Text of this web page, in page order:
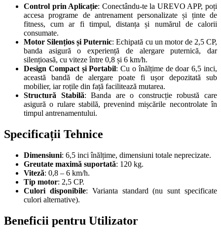
Control prin Aplicație: Conectându-te la UREVO APP, poți
accesa programe de antrenament personalizate și ținte de
fitness, cum ar fi timpul, distanța și numărul de calorii
consumate.
Motor Silențios și Puternic: Echipată cu un motor de 2,5 CP,
banda asigură o experiență de alergare puternică, dar
silențioasă, cu viteze între 0,8 și 6 km/h.
Design Compact și Portabil: Cu o înălțime de doar 6,5 inci,
această bandă de alergare poate fi ușor depozitată sub
mobilier, iar roțile din față facilitează mutarea.
Structură Stabilă: Banda are o construcție robustă care
asigură o rulare stabilă, prevenind mișcările necontrolate în
timpul antrenamentului.
Specificații Tehnice
Dimensiuni: 6,5 inci înălțime, dimensiuni totale neprecizate.
Greutate maximă suportată: 120 kg.
Viteză: 0,8 – 6 km/h.
Tip motor: 2,5 CP.
Culori disponibile: Varianta standard (nu sunt specificate
culori alternative).
Beneficii pentru Utilizator